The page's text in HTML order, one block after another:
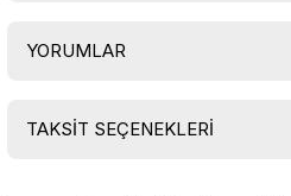
YORUMLAR
TAKSİT SEÇENEKLERİ